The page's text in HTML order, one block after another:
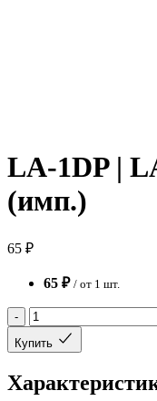
LA-1DP |
(имп.)
65 ₽
65 ₽ / от 1 шт.
-
Купить